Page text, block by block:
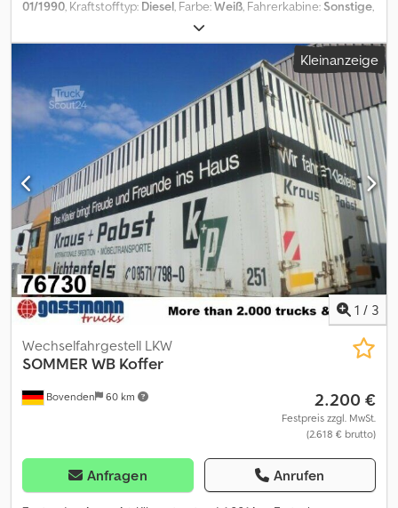
01/1990 , Kraftstofftyp: Diesel , Farbe:Weiß , Fahrerkabine:Sonstige
, Laderaumlänge:
Laderaumbreite:2.430 mm, Laderaumhöhe:2.420 mm, Baujahr:
, Fahrzeugstandort: Bovenden, Portaltüren Dodei Rrixepfx
Aipsck Aufbau: Möbelkoffer ZUBEHÖRANGABEN OHNE GEWÄHR,
Änderungen, Zwischenverkauf und Irrtümer vorbehalten! - .
Kleinanzeige
1 / 3
Bovenden 60 km
Wechselfahrgestell LKW
SOMMER WB Koffer
2.200 €
Festpreis zzgl. MwSt.
(2.618 € brutto)
Anfragen Anrufen